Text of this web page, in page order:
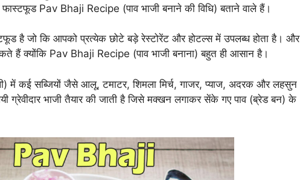
Pav Bhaji Recipe (पाव भाजी बनाने की विधि) बताने वाले हैं।
है जो कि आपको प्रत्येक छोटे बड़े रेस्टोरेंट और होटल्स में उपलब्ध होता है। और
हैं क्योंकि Pav Bhaji Recipe (पाव भाजी बनाना) बहुत ही आसान है।
में कई सब्जियों जैसे आलू, टमाटर, शिमला मिर्च, गाजर, प्याज, अदरक और लहसुन
ग्रेवीदार भाजी तैयार की जाती है जिसे मक्खन लगाकर सेंके गए पाव (ब्रेड बन) के